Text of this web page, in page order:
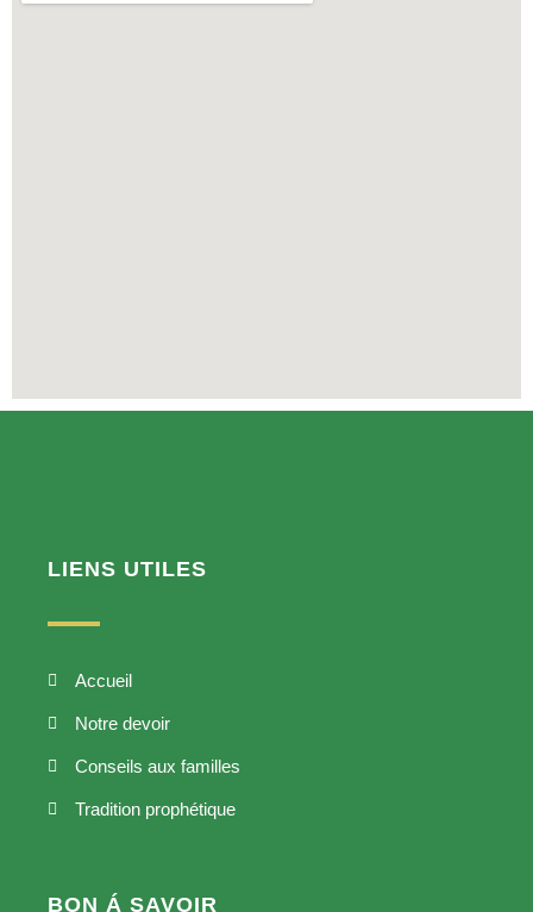
LIENS UTILES
Accueil
Notre devoir
Conseils aux familles
Tradition prophétique
BON Á SAVOIR